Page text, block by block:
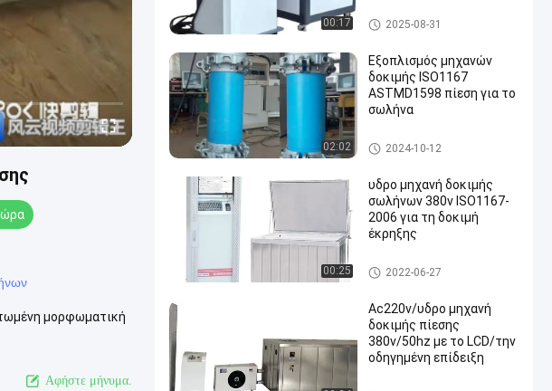
μορφωματική
Αφήστε μήνυμα.
00:17
Υδροστατική μηχανή δοκιμή
ς πίεσης
2025-08-31
02:02
Εξοπλισμός μηχανών
δοκιμής ISO1167
ASTMD1598 πίεση για το
σωλήνα
Υδροστατική μηχανή δοκιμή
ς πίεσης
2024-10-12
00:25
υδρο μηχανή δοκιμής
σωλήνων 380v ISO1167-
2006 για τη δοκιμή
έκρηξης
Υδροστατική μηχανή δοκιμή
ς πίεσης
2022-06-27
Ac220v/υδρο μηχανή
δοκιμής πίεσης
380v/50hz με το LCD/την
οδηγημένη επίδειξη